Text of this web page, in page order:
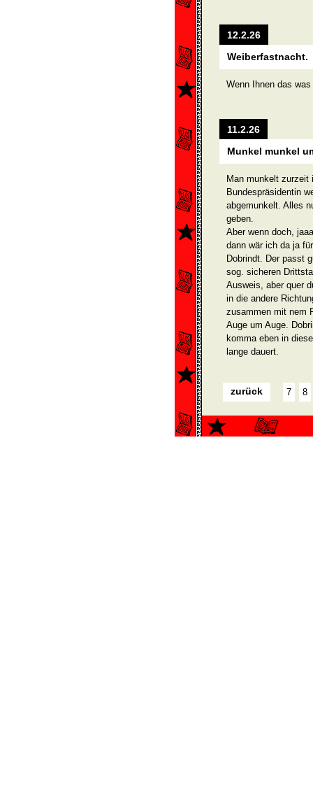
12.2.26
Weiberfastnacht.
Wenn Ihnen das
11.2.26
Munkel munkel
Man munkelt zurzeit
Bundespräsiden­­tin
abgemunkelt. Alles
geben.
Aber wenn doch,
dann wär ich da ja
Dobrindt. Der passt
sog. sicheren
Ausweis, aber quer
in die andere
zusammen mit nem
Auge um Auge.
komma eben in
lange dauert.
zurück 7 8